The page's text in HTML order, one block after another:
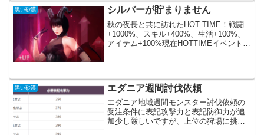
ます。今回は複数配布してくれたらと思
っています。・・・私の...
黒い砂漠 シルバーが貯まりません
秋の夜長と共に訪れたHOT TIME！戦闘
+1000%、スキル+400%、生活+100%、
アイテム+100%現在HOTTIMEイベント中
黒い砂漠 エダニア週間討伐依頼
エダニア地域週間モンスター討伐依頼の
受注条件に表記攻撃力と表記防御力が追
加少し厳しいですが、上位の狩場に挑戦